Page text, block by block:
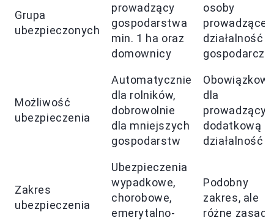
Grupa
ubezpieczonych
prowadzący
gospodarstwa
min. 1 ha oraz
domownicy
osoby
prowadzące
działalność
gospodarczą
Możliwość
ubezpieczenia
Automatycznie
dla rolników,
dobrowolnie
dla mniejszych
gospodarstw
dla
dodatkową
działalność
Zakres
ubezpieczenia
Ubezpieczenia
wypadkowe,
chorobowe,
emerytalno-
Podobny
zakres, ale
różne zasady